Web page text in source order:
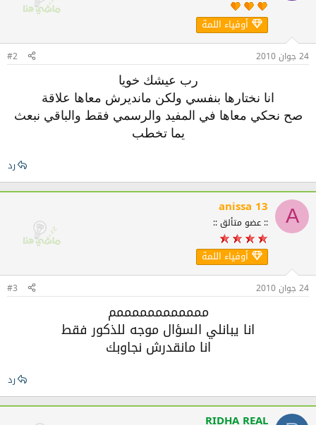
أوفياء اللمة
24 جوان 2010 #2
رب عيشك خويا
انا نختارها بنفسي ولكن مانديرش معاها علاقة
صح نحكي معاها في المفيد والرسمي فقط والباقي نبعث
يما تخطب
رد
A
anissa 13
:: عضو متألق ::
أوفياء اللمة
24 جوان 2010 #3
ممممممممممممم
انا يبانلي السؤال موجه للذكور فقط
انا مانقدرش نجاوبك
رد
RIDHA REAL